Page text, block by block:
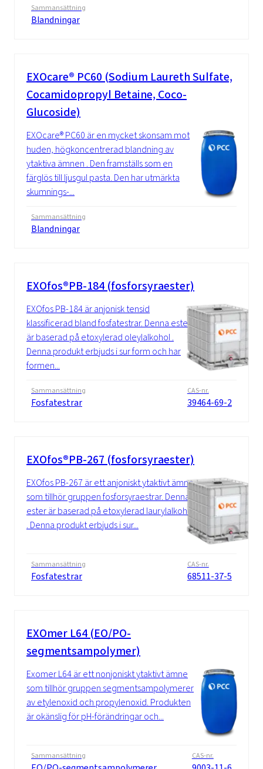
Sammansättning
Blandningar
EXOcare® PC60 (Sodium Laureth Sulfate,
Cocamidopropyl Betaine, Coco-
Glucoside)
EXOcare® PC60 är en mycket skonsam mot
huden, högkoncentrerad blandning av
ytaktiva ämnen . Den framställs som en
färglös till ljusgul pasta. Den har utmärkta
skumnings-...
Sammansättning
Blandningar
EXOfos®PB-184 (fosforsyraester)
EXOfos PB-184 är anjonisk tensid
klassificerad bland fosfatestrar. Denna ester
är baserad på etoxylerad oleylalkohol .
Denna produkt erbjuds i sur form och har
formen...
Sammansättning
Fosfatestrar
CAS-nr.
39464-69-2
EXOfos®PB-267 (fosforsyraester)
EXOfos PB-267 är ett anjoniskt ytaktivt ämne
som tillhör gruppen fosforsyraestrar. Denna
ester är baserad på etoxylerad laurylalkohol
. Denna produkt erbjuds i sur...
Sammansättning
Fosfatestrar
CAS-nr.
68511-37-5
EXOmer L64 (EO/PO-
segmentsampolymer)
Exomer L64 är ett nonjoniskt ytaktivt ämne
som tillhör gruppen segmentsampolymerer
av etylenoxid och propylenoxid. Produkten
är okänslig för pH-förändringar och...
Sammansättning CAS-nr.